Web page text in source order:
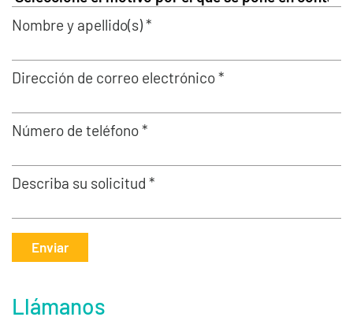
Nombre y apellido(s) *
Dirección de correo electrónico *
Número de teléfono *
Describa su solicitud *
Enviar
Llámanos